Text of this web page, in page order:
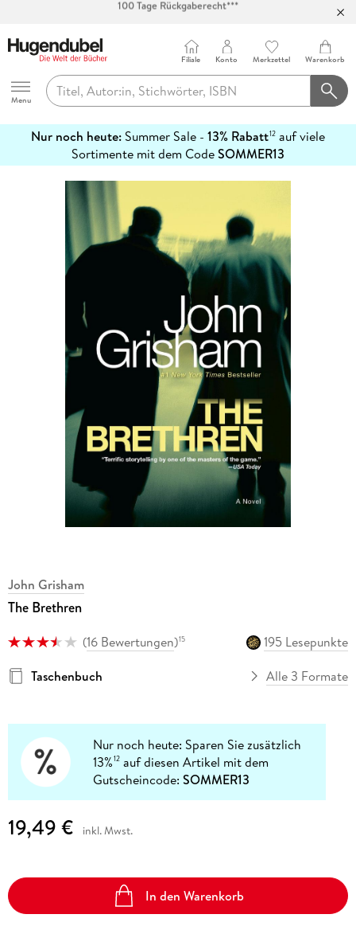
Abholung in über 100 Filialen
Hugendubel
Menu
Filiale Konto Merkzettel Warenkorb
Nur noch heute: Summer Sale - 13% Rabatt12 auf viele
Sortimente mit dem CodeSOMMER13
erfahren
John Grisham
The Brethren
(16 Bewertungen)15
195 Lesepunkte
Taschenbuch
Alle 3 Formate
Nur noch heute: Sparen Sie zusätzlich
13%12 auf diesen Artikel mit dem
Gutscheincode:SOMMER13
19,49 € inkl. Mwst.
In den Warenkorb